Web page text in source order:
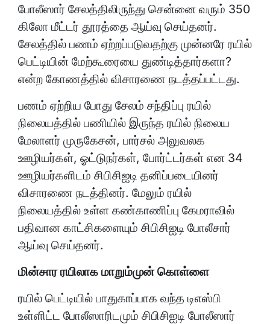
போலீஸார் சேலத்திலிருந்து சென்னை வரும் 350
கிலோ மீட்டர் தூரத்தை ஆய்வு செய்தனர்.
சேலத்தில் பணம் ஏற்றப்படுவதற்கு முன்னரே ரயில்
பெட்டியின் மேற்கூரையை துண்டித்தார்களா?
என்ற கோணத்தில் விசாரணை நடத்தப்பட்டது.
பணம் ஏற்றிய போது சேலம் சந்திப்பு ரயில்
நிலையத்தில் பணியில் இருந்த ரயில் நிலைய
மேலாளர் முருகேசன், பார்சல் அலுவலக
ஊழியர்கள், ஓட்டுநர்கள், போர்ட்டர்கள் என 34
ஊழியர்களிடம் சிபிசிஐடி தனிப்படையினர்
விசாரணை நடத்தினர். மேலும் ரயில்
நிலையத்தில் உள்ள கண்காணிப்பு கேமராவில்
பதிவான காட்சிகளையும் சிபிசிஐடி போலீசார்
ஆய்வு செய்தனர்.
மின்சார ரயிலாக மாறும்முன் கொள்ளை
ரயில் பெட்டியில் பாதுகாப்பாக வந்த டிஎஸ்பி
உள்ளிட்ட போலீஸாரிடமும் சிபிசிஐடி போலீஸார்